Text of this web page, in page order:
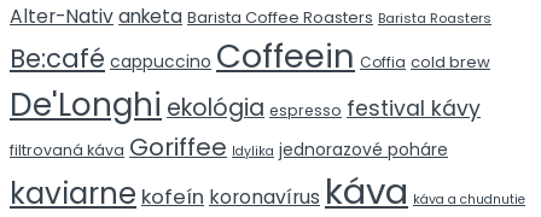
Alter-Nativanketa Barista Coffee Roasters Barista Roasters
Be:café cappuccino Coffeein Coffia cold brew
De'Longhi ekológia espresso festival kávy
filtrovaná káva Goriffee Idylika jednorazové poháre
kaviarne kofeín koronavírus káva káva a chudnutie